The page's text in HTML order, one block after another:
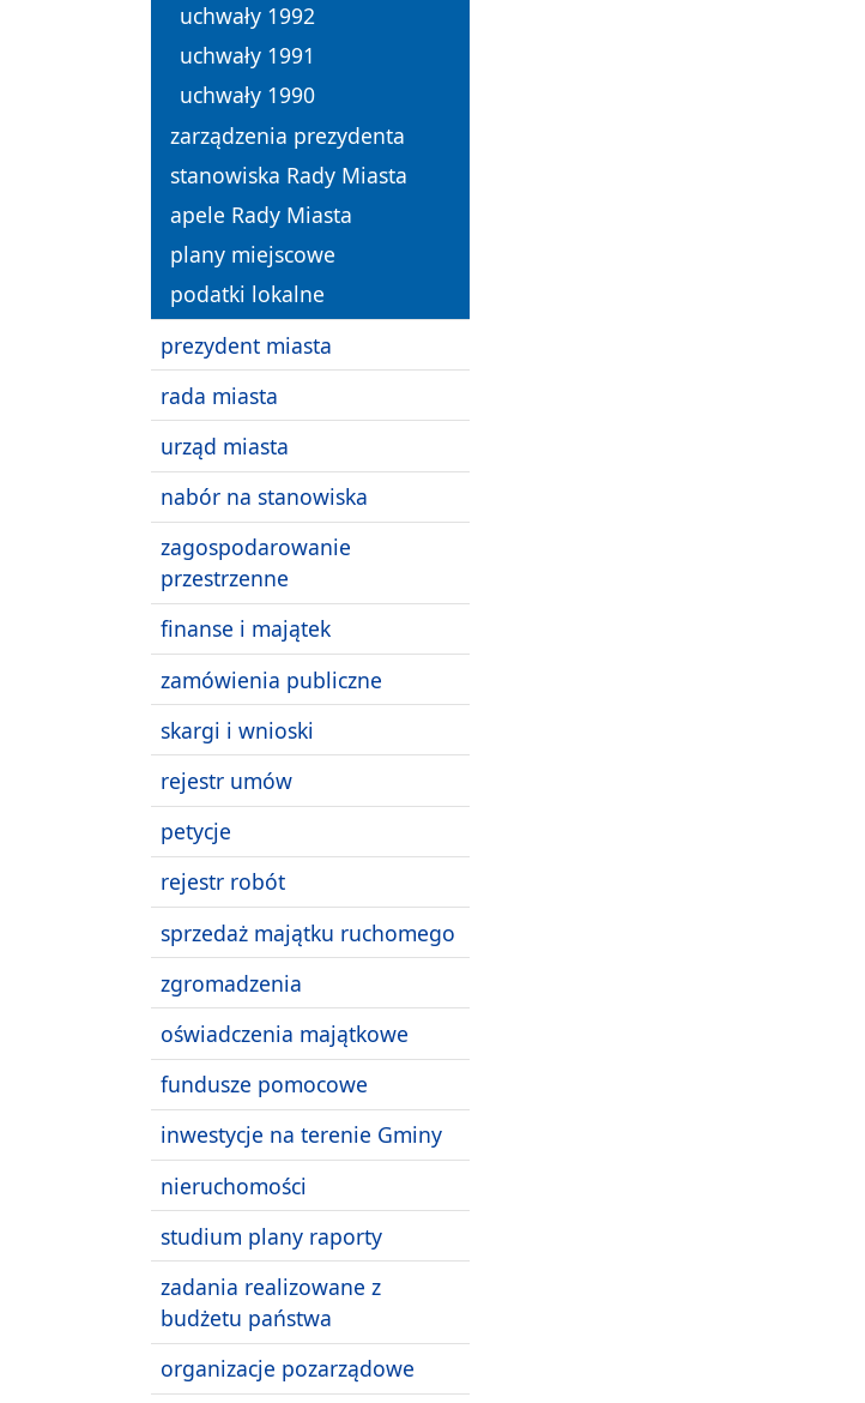
uchwały 1992
uchwały 1991
uchwały 1990
zarządzenia prezydenta
stanowiska Rady Miasta
apele Rady Miasta
plany miejscowe
podatki lokalne
prezydent miasta
rada miasta
urząd miasta
nabór na stanowiska
zagospodarowanie
przestrzenne
finanse i majątek
zamówienia publiczne
skargi i wnioski
rejestr umów
petycje
rejestr robót
sprzedaż majątku ruchomego
zgromadzenia
oświadczenia majątkowe
fundusze pomocowe
inwestycje na terenie Gminy
nieruchomości
studium plany raporty
zadania realizowane z
budżetu państwa
organizacje pozarządowe